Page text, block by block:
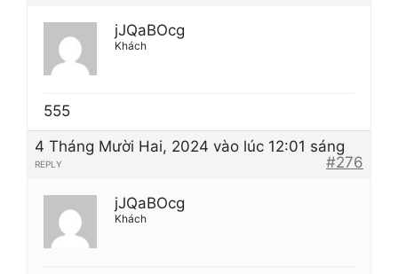
jJQaBOcg
Khách
555
4 Tháng Mười Hai, 2024 vào lúc 12:01 sáng
#276
REPLY
jJQaBOcg
Khách